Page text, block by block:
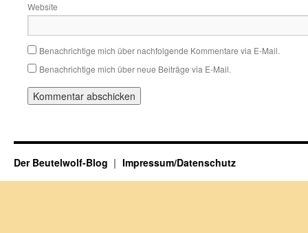
Website
Benachrichtige mich über nachfolgende Kommentare via E-Mail.
Benachrichtige mich über neue Beiträge via E-Mail.
Der Beutelwolf-Blog Impressum/Datenschutz